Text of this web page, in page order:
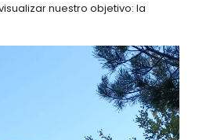
nuestro objetivo: la